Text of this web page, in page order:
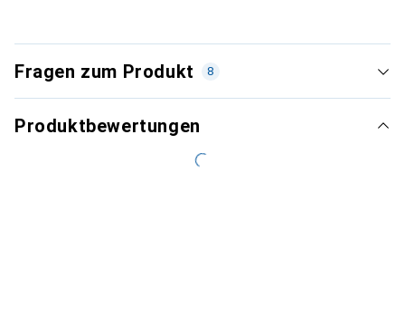
Fragen zum Produkt 8
Produktbewertungen